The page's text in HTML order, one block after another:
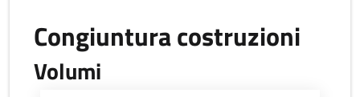
Congiuntura costruzioni
Volumi